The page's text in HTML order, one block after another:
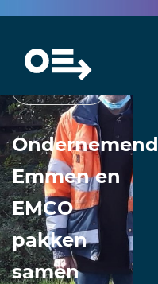
Ondernemend
Emmen en
EMCO
pakken
samen